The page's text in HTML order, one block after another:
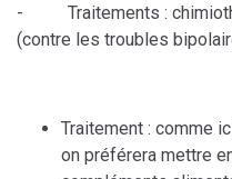
- Traitements :
(contre les troubles
Traitement : comme
on préférera mettre